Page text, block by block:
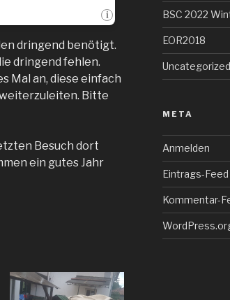
dringend benötigt.
dringend fehlen.
Mal an, diese einfach
Bitte
Besuch dort
ein gutes Jahr
BSC 2022
EOR2018
Uncategorized
META
Anmelden
Eintrags-Feed
Kommentar-